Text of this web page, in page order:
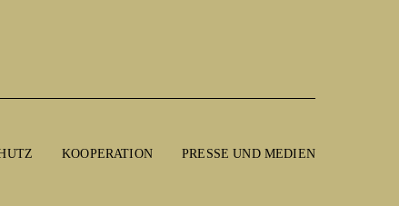
KOOPERATION PRESSE UND MEDIEN